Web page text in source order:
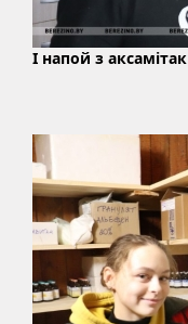
І напой з аксамітак